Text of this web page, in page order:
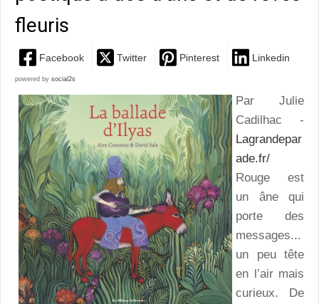
fleuris
Facebook Twitter Pinterest Linkedin
powered by social2s
Par Julie
Cadilhac -
Lagrandepar
ade.fr/
Rouge est
un âne qui
porte des
messages...
un peu tête
en l’air mais
curieux. De